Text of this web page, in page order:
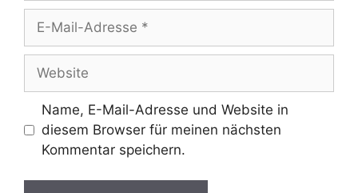
Mail-
Adresse
Name, E-Mail-Adresse und Website in
diesem Browser für meinen nächsten
Kommentar speichern.